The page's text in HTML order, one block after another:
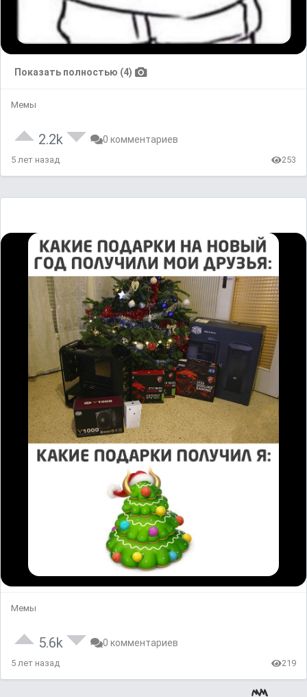
Показать полностью (4)
Мемы
2.2k 0 комментариев
5 лет назад 253
Мемы
5.6k 0 комментариев
5 лет назад 219